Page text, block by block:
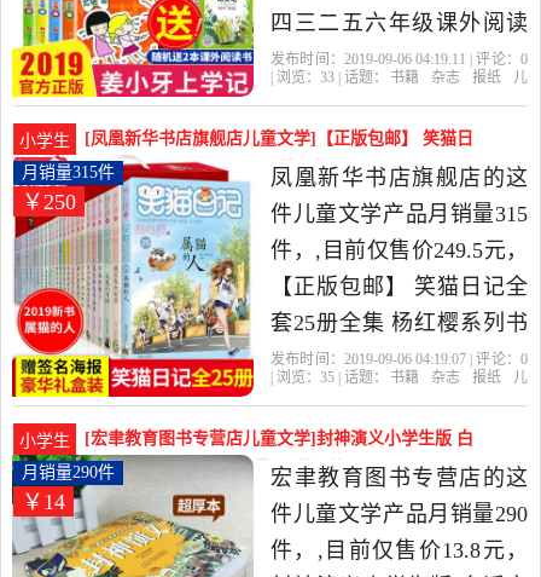
四三二五六年级课外阅读
阅读儿童故事书一年级二
12周岁米小圈上学记漫画
书籍是2019年城市绿洲图
书专营店精选书籍,杂志,报
纸当中性价比很高的儿童
文学，由福建 福州发货。
发布时间：2019-09-06 04:19:11 | 评论： 0
| 浏览： 33 | 话题： 书籍 杂志 报纸
儿
小学生
[凤凰新华书店旗舰店儿童文学]【正版包邮】 笑猫日
记全套25册全集月销量315件仅售249.5元
￥250
月销量315件
凤凰新华书店旗舰店的这
件儿童文学产品月销量315
件，,目前仅售价249.5元，
【正版包邮】 笑猫日记全
套25册全集 杨红樱系列书
小学生课外阅读书籍儿童
年级六第一二季漫画版 属
猫的人是2019年凤凰新华
书店旗舰店精选书籍,杂志,
报纸当中性价比很高的儿
发布时间：2019-09-06 04:19:07 | 评论： 0
| 浏览： 35 | 话题： 书籍 杂志 报纸
儿
小学生
[宏聿教育图书专营店儿童文学]封神演义小学生版 白
话文正版书全套绘月销量290件仅售13.8元
￥14
月销量290件
宏聿教育图书专营店的这
件儿童文学产品月销量290
件，,目前仅售价13.8元，